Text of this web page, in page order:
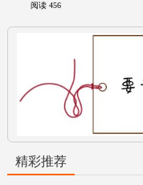
阅读 456
精彩推荐